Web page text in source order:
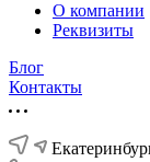
О компании
Реквизиты
Блог
Контакты